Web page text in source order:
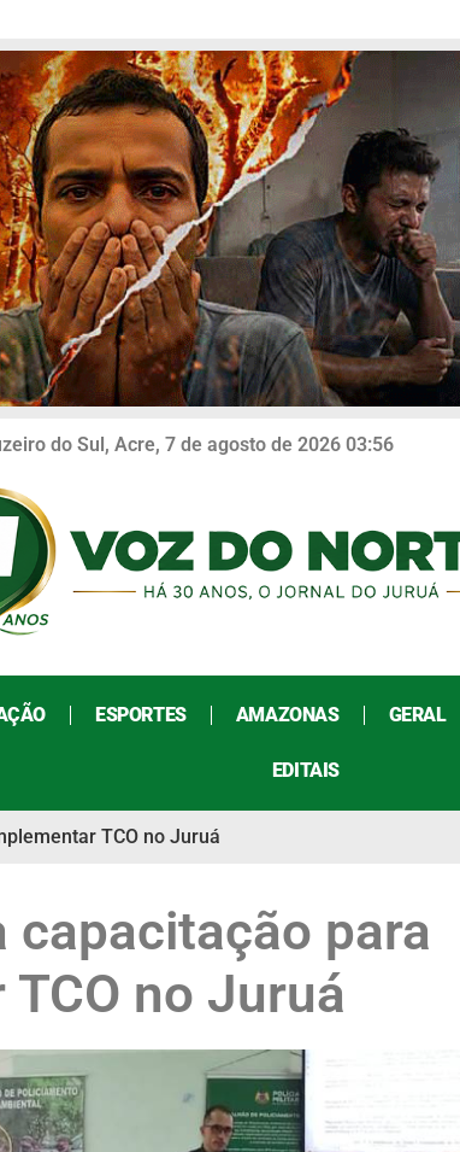
do Sul, Acre, 7 de agosto de 2026 03:56
ESPORTES AMAZONAS GERAL
EDITAIS
TCO no Juruá
para
no Juruá